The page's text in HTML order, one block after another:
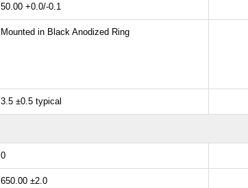
50.00 +0.0/-0.1
Mounted in Black Anodized Ring
3.5 ±0.5 typical
0
650.00 ±2.0